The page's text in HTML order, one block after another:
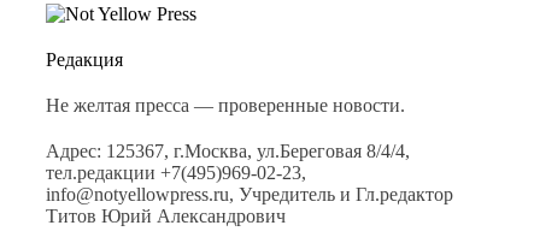
Редакция
Не желтая пресса — проверенные новости.
Адрес: 125367, г.Москва, ул.Береговая 8/4/4,
тел.редакции +7(495)969-02-23,
info@notyellowpress.ru, Учредитель и Гл.редактор
Титов Юрий Александрович